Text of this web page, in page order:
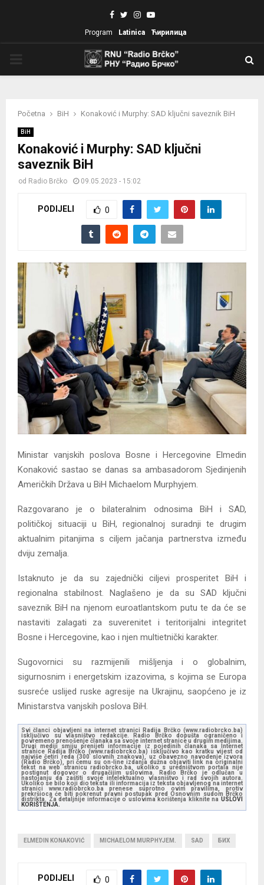
Facebook
TwitterInstagram
Youtube
Program Latinica Ћирилица
Početna BiH Konaković i Murphy: SAD ključni saveznik BiH
BiH
Konaković i Murphy: SAD ključni
saveznik BiH
od Radio Brčko 09.05.2023 - 15:02
PODIJELI 0
Ministar vanjskih poslova Bosne i Hercegovine Elmedin
Konaković sastao se danas sa ambasadorom Sjedinjenih
Američkih Država u BiH Michaelom Murphyjem.
Razgovarano je o bilateralnim odnosima BiH i SAD,
političkoj situaciji u BiH, regionalnoj suradnji te drugim
aktualnim pitanjima s ciljem jačanja partnerstva između
dviju zemalja.
Istaknuto je da su zajednički ciljevi prosperitet BiH i
regionalna stabilnost. Naglašeno je da su SAD ključni
saveznik BiH na njenom euroatlantskom putu te da će se
nastaviti zalagati za suverenitet i teritorijalni integritet
Bosne i Hercegovine, kao i njen multietnički karakter.
Sugovornici su razmijenili mišljenja i o globalnim,
sigurnosnim i energetskim izazovima, s kojima se Europa
susreće uslijed ruske agresije na Ukrajinu, saopćeno je iz
Ministarstva vanjskih poslova BiH.
Svi članci objavljeni na internet stranici Radija Brčko (www.radiobrcko.ba)
isključivo su vlasništvo redakcije. Radio Brčko dopušta ograničeno i
povremeno prenošenje članaka sa svoje internet stranice u drugim medijima.
Drugi mediji smiju prenijeti informacije iz pojedinih članaka sa Internet
stranice Radija Brčko (www.radiobrcko.ba) isključivo kao kratku vijest od
najviše četiri reda (300 slovnih znakova), uz obavezno navođenje izvora
(Radio Brčko), pri čemu su on-line izdanja dužna objaviti link na originalni
tekst na web stranicu radiobrcko.ba, ukoliko s uredništvom portala nije
postignut dogovor o drugačijim uslovima. Radio Brčko je odlučan u
nastojanju da zaštiti svoje intelektualno vlasništvo i rad svojih autora.
Ukoliko se bilo koji dio teksta ili informacija iz teksta objavljenog na internet
stranici www.radiobrcko.ba prenese suprotno ovim pravilima, protiv
prekršioca će biti pokrenut pravni postupak pred Osnovnim sudom Brčko
distrikta. Za detaljnije informacije o uslovima korištenja kliknite na USLOVI
KORIŠTENJA.
ELMEDIN KONAKOVIĆ MICHAELOM MURPHYJEM. SAD БИХ
PODIJELI 0